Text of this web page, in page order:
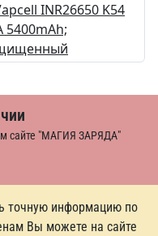
сайте "МАГИЯ ЗАРЯДА"
точную информацию по
Вы можете на сайте